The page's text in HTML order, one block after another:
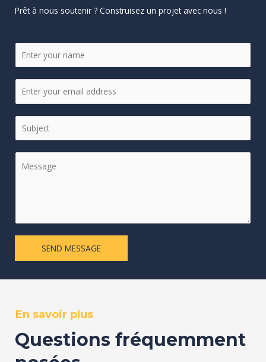
Prêt à nous soutenir ? Construisez un projet avec nous !
SEND MESSAGE
En savoir plus
Questions fréquemment